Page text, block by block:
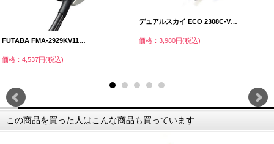
FUTABA FMA-2929KV11…
価格：4,537円(税込)
デュアルスカイ ECO 2308C-V…
価格：3,980円(税込)
この商品を買った人はこんな商品も買っています